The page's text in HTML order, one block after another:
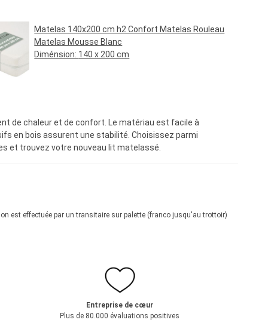
Matelas 140x200 cm h2 Confort Matelas Rouleau
Matelas Mousse Blanc
Diménsion: 140 x 200 cm
de chaleur et de confort. Le matériau est facile à
en bois assurent une stabilité. Choisissez parmi
et trouvez votre nouveau lit matelassé.
est effectuée par un transitaire sur palette (franco jusqu'au trottoir)
Entreprise de cœur
Plus de 80.000 évaluations positives